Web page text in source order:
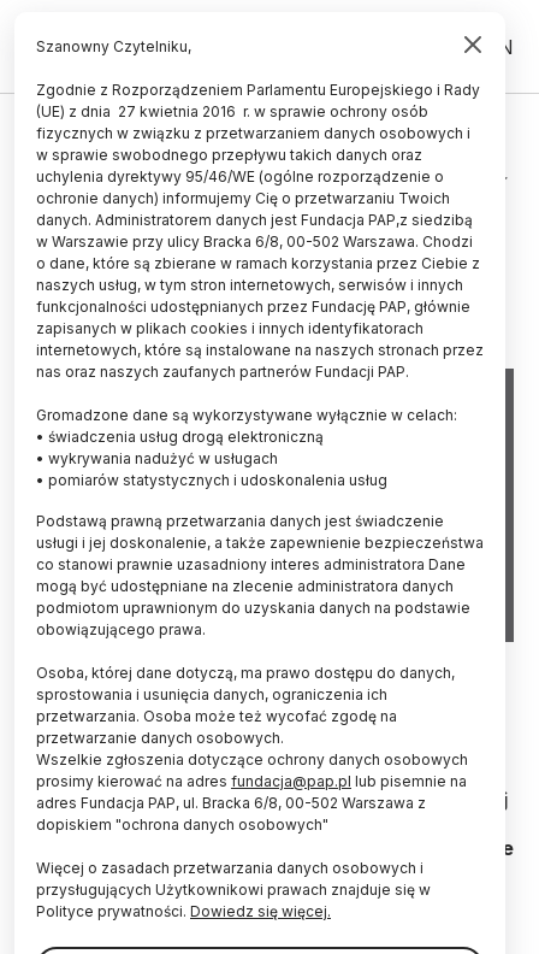
PL EN
ŚWIAT
Burmistrz najdalej wysuniętego na
północ miasta w USA: od dawna
widzimy zmiany klimatu
05.08.2025
aktualizacja: 05.08.2025
4 minuty czytania
wysunięta na północ z amerykańskich miast; fot. Adobe Stock
Od dawna widzimy zmiany klimatu; obserwujemy,
jak przekształca się lód, który jest ważny dla
naszej egzystencji - powiedziała PAP Asisaun
Toovak, burmistrzyni Utqiagvik, które jest najdalej
wysuniętym na północ miastem USA. Żyje w nim
ok. 5 tys. osób; w większości są to przedstawiciele
rdzennej ludności Inupiat.
Utqiagvik leży za kołem podbiegunowym na Alasce,
Szanowny Czytelniku,
Zgodnie z Rozporządzeniem Parlamentu Europejskiego i Rady
(UE) z dnia 27 kwietnia 2016 r. w sprawie ochrony osób
fizycznych w związku z przetwarzaniem danych osobowych i
w sprawie swobodnego przepływu takich danych oraz
uchylenia dyrektywy 95/46/WE (ogólne rozporządzenie o
ochronie danych) informujemy Cię o przetwarzaniu Twoich
danych. Administratorem danych jest Fundacja PAP,z siedzibą
w Warszawie przy ulicy Bracka 6/8, 00-502 Warszawa. Chodzi
o dane, które są zbierane w ramach korzystania przez Ciebie z
naszych usług, w tym stron internetowych, serwisów i innych
funkcjonalności udostępnianych przez Fundację PAP, głównie
zapisanych w plikach cookies i innych identyfikatorach
internetowych, które są instalowane na naszych stronach przez
nas oraz naszych zaufanych partnerów Fundacji PAP.
Gromadzone dane są wykorzystywane wyłącznie w celach:
• świadczenia usług drogą elektroniczną
• wykrywania nadużyć w usługach
• pomiarów statystycznych i udoskonalenia usług
Podstawą prawną przetwarzania danych jest świadczenie
usługi i jej doskonalenie, a także zapewnienie bezpieczeństwa
co stanowi prawnie uzasadniony interes administratora Dane
mogą być udostępniane na zlecenie administratora danych
podmiotom uprawnionym do uzyskania danych na podstawie
obowiązującego prawa.
Osoba, której dane dotyczą, ma prawo dostępu do danych,
sprostowania i usunięcia danych, ograniczenia ich
przetwarzania. Osoba może też wycofać zgodę na
przetwarzanie danych osobowych.
Wszelkie zgłoszenia dotyczące ochrony danych osobowych
prosimy kierować na adres fundacja@pap.pl lub pisemnie na
adres Fundacja PAP, ul. Bracka 6/8, 00-502 Warszawa z
dopiskiem "ochrona danych osobowych"
Więcej o zasadach przetwarzania danych osobowych i
przysługujących Użytkownikowi prawach znajduje się w
Polityce prywatności. Dowiedz się więcej.